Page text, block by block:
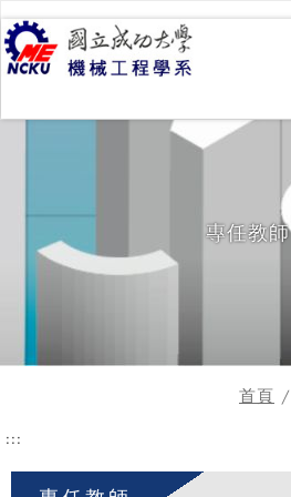
跳
到
主
要
容
專任教師
首頁 /
:::